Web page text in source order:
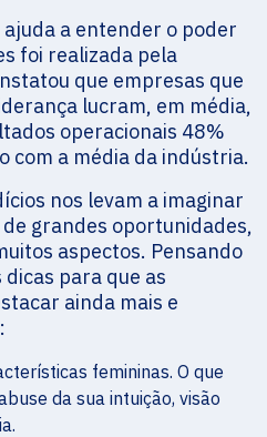
a entender o poder
foi realizada pela
que empresas que
lucram, em média,
operacionais 48%
com a média da indústria.
nos levam a imaginar
grandes oportunidades,
aspectos. Pensando
para que as
ainda mais e
femininas. O que
da sua intuição, visão